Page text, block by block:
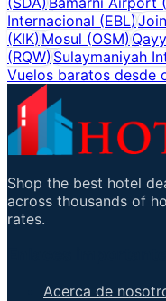
Internacional (EBL)
(KIK)Mosul (OSM)
(RQW)Sulaymaniyah
Vuelos baratos desde
Shop the best hotel
across thousands of
rates.
Acerca de